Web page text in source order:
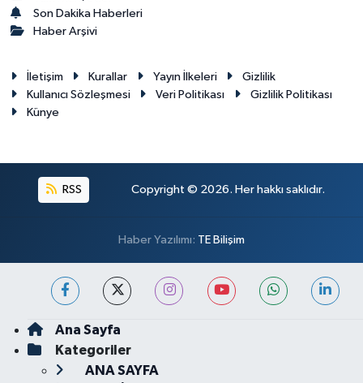
Son Dakika Haberleri
Haber Arşivi
İletişim Kurallar Yayın İlkeleri
Gizlilik
Kullanıcı Sözleşmesi
Veri Politikası
Gizlilik Politikası
Künye
RSS Copyright © 2026. Her hakkı saklıdır.
Haber Yazılımı: TE Bilişim
Ana Sayfa
Kategoriler
ANA SAYFA